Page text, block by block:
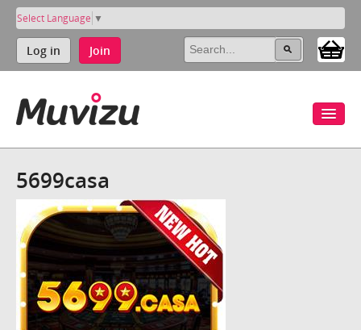
Select Language ▼
Log in Join
5699casa